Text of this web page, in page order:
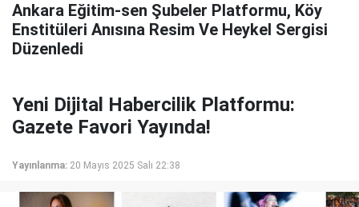
Ankara Eğitim-sen Şubeler Platformu, Köy
Enstitüleri Anısına Resim Ve Heykel Sergisi
Düzenledi
Yeni Dijital Habercilik Platformu:
Gazete Favori Yayında!
Yayınlanma: 20 Mayıs 2025 Salı 22:38